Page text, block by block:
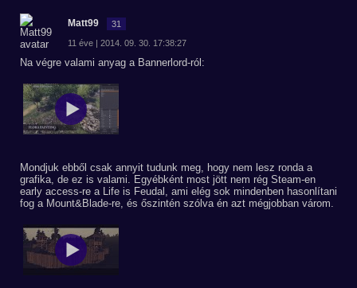
Matt99 31
11 éve | 2014. 09. 30. 17:38:27
Na végre valami anyag a Bannerlord-ról:
Mondjuk ebből csak annyit tudunk meg, hogy nem lesz ronda a
grafika, de ez is valami. Egyébként most jött nem rég Steam-en
early access-re a Life is Feudal, ami elég sok mindenben hasonlítani
fog a Mount&Blade-re, és őszintén szólva én azt mégjobban várom.